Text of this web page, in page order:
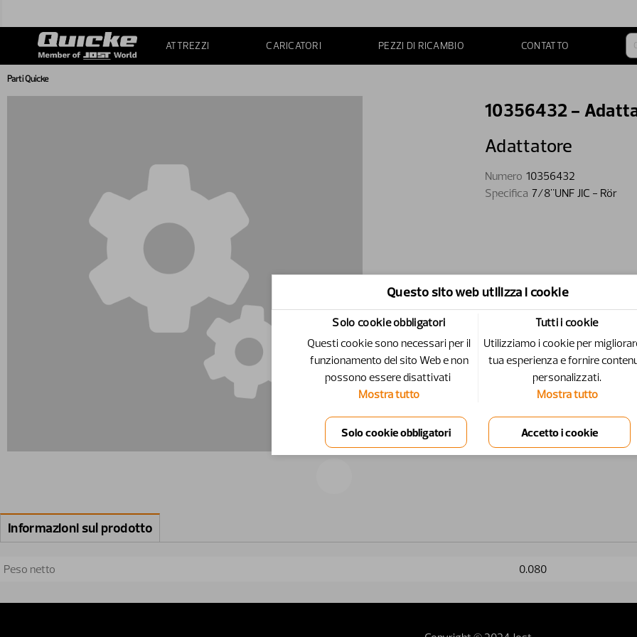
ATTREZZI CARICATORI PEZZI DI RICAMBIO CONTATTO
Parti Quicke
Informazioni sul prodotto
Peso netto 0.080
10356432 -
Adattatore
Numero 10356432
Specifica 7/8"UNF JIC - Rör
Questo sito web utilizza i cookie
Solo cookie obbligatori
Questi cookie sono necessari per il
funzionamento del sito Web e non
possono essere disattivati ​​
Mostra tutto
Tutti i cookie
Utilizziamo i cookie per
tua esperienza e fornire
personalizzati.
Mostra tutto